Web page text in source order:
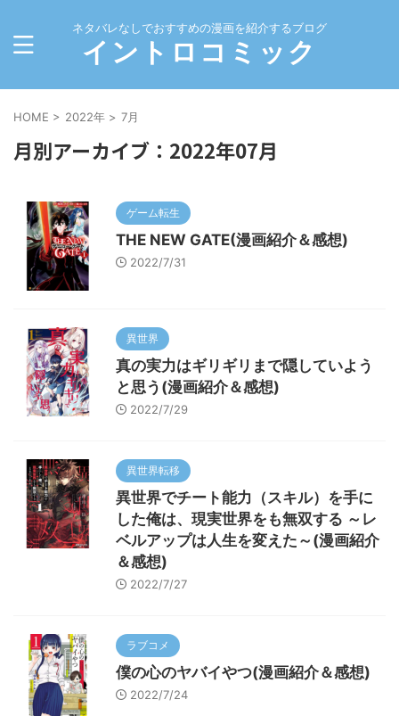
ネタバレなしでおすすめの漫画を紹介するブログ
イントロコミック
HOME > 2022年 > 7月
月別アーカイブ：2022年07月
ゲーム転生
THE NEW GATE(漫画紹介＆感想)
2022/7/31
異世界
真の実力はギリギリまで隠していよう
と思う(漫画紹介＆感想)
2022/7/29
異世界転移
異世界でチート能力（スキル）を手に
した俺は、現実世界をも無双する ～レ
ベルアップは人生を変えた～(漫画紹介
＆感想)
2022/7/27
ラブコメ
僕の心のヤバイやつ(漫画紹介＆感想)
2022/7/24